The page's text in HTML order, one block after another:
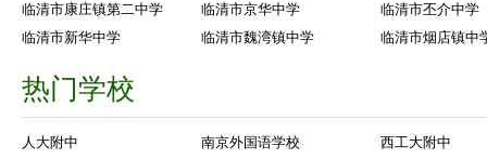
临清市康庄镇第二中学
临清市京华中学
临清市丕介中学
临清市新华中学
临清市魏湾镇中学 临清市烟店镇中
热门学校
人大附中 南京外国语学校
西工大附中